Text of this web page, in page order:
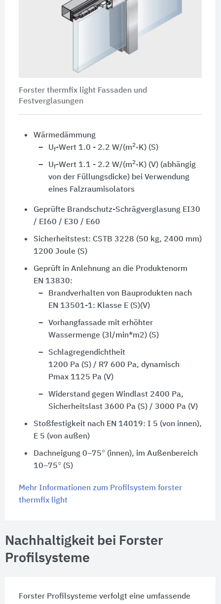
Forster thermfix light Fassaden und
Festverglasungen
Wärmedämmung
Uf-Wert 1.0 - 2.2 W/(m2·K) (S)
Uf-Wert 1.1 - 2.2 W/(m2·K) (V)(abhängig
von der Füllungsdicke) bei Verwendung
eines Falzraumisolators
Geprüfte Brandschutz-Schrägverglasung EI30
/ EI60 / E30 / E60
Sicherheitstest: CSTB 3228 (50 kg, 2400 mm)
1200 Joule (S)
Geprüft in Anlehnung an die Produktenorm
EN 13830:
Brandverhalten von Bauprodukten nach
EN 13501-1: Klasse E (S)(V)
Vorhangfassade mit erhöhter
Wassermenge (3l/min*m2) (S)
Schlagregendichtheit
1200 Pa (S) / R7 600 Pa, dynamisch
Pmax 1125 Pa (V)
Widerstand gegen Windlast 2400 Pa,
Sicherheitslast 3600 Pa (S) / 3000 Pa (V)
Stoßfestigkeit nach EN 14019: I 5 (von innen),
E 5 (von außen)
Dachneigung 0–75○(innen), im Außenbereich
10–75○(S)
Mehr Informationen zum Profilsystem forster
thermfix light
Nachhaltigkeit bei Forster
Profilsysteme
Forster Profilsysteme verfolgt eine umfassende